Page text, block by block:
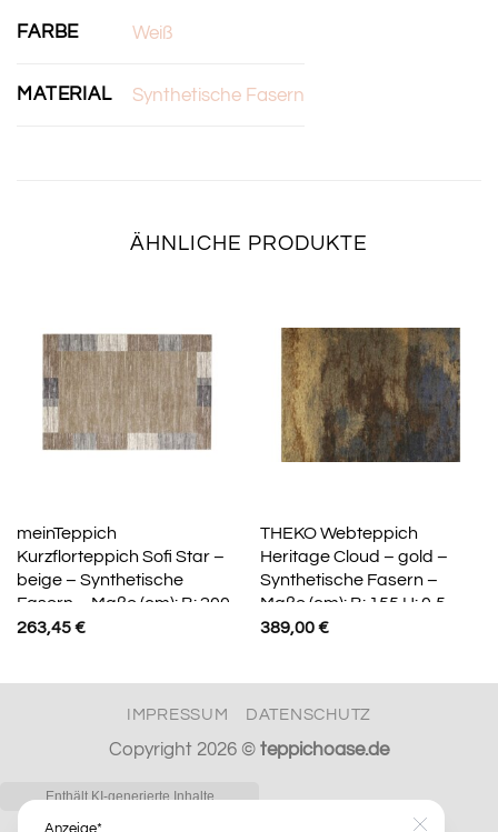
FARBE Weiß
MATERIAL Synthetische Fasern
ÄHNLICHE PRODUKTE
meinTeppich
Kurzflorteppich Sofi Star –
beige – Synthetische
Fasern – Maße (cm): B: 200
263,45€
THEKO Webteppich
Heritage Cloud – gold –
Synthetische Fasern –
Maße (cm): B: 155 H: 0,5
389,00€
IMPRESSUM DATENSCHUTZ
Copyright 2026 © teppichoase.de